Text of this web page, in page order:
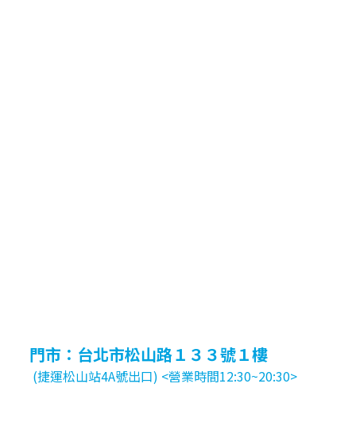
門市：台北市松山路１３３號１樓
(捷運松山站4A號出口) <營業時間12:30~20:30>